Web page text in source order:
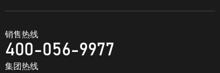
销售热线
400-056-9977
集团热线